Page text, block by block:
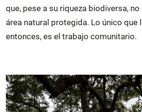
que, pese a su riqueza biodiversa,
área natural protegida. Lo único que
entonces, es el trabajo comunitario.